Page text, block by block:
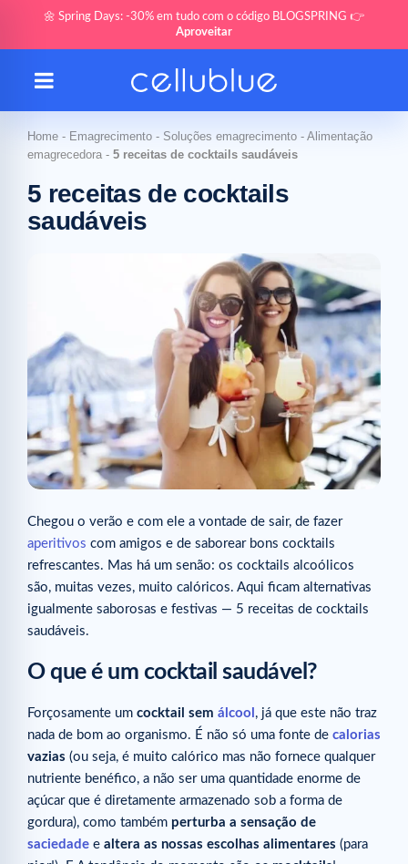
🌼 Spring Days: -30% em tudo com o código BLOGSPRING 👉
Aproveitar
Home - Emagrecimento - Soluções emagrecimento - Alimentação
emagrecedora - 5 receitas de cocktails saudáveis
5 receitas de cocktails
saudáveis
Chegou o verão e com ele a vontade de sair, de fazer
aperitivos com amigos e de saborear bons cocktails
refrescantes. Mas há um senão: os cocktails alcoólicos
são, muitas vezes, muito calóricos. Aqui ficam alternativas
igualmente saborosas e festivas — 5 receitas de cocktails
saudáveis.
O que é um cocktail saudável?
Forçosamente um cocktail sem álcool , já que este não traz
nada de bom ao organismo. É não só uma fonte de calorias
vazias (ou seja, é muito calórico mas não fornece qualquer
nutriente benéfico, a não ser uma quantidade enorme de
açúcar que é diretamente armazenado sob a forma de
gordura), como também perturba a sensação de
saciedade e altera as nossas escolhas alimentares (para